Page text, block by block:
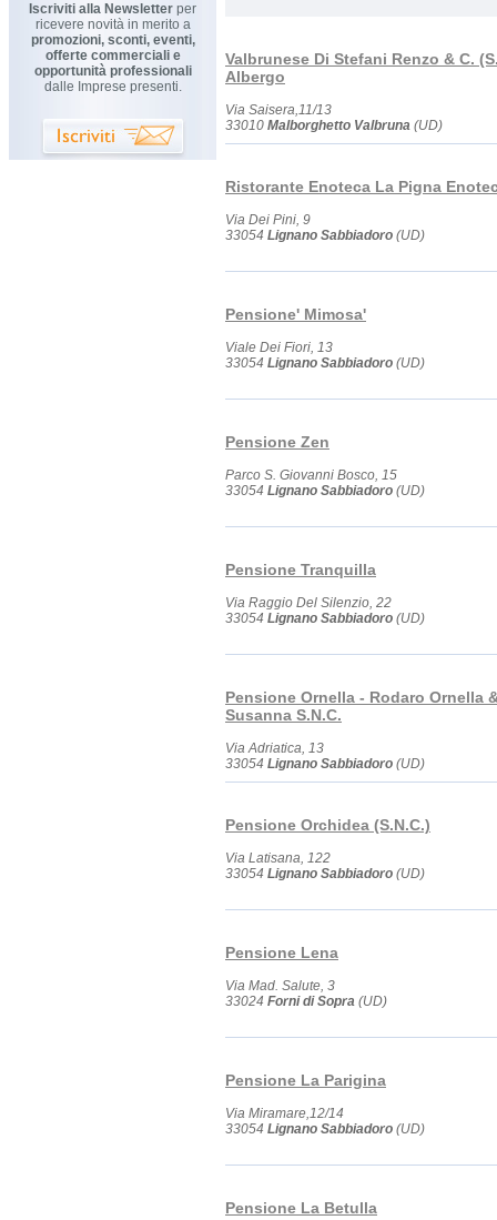
Iscriviti alla Newsletter per
ricevere novità in merito a
promozioni, sconti, eventi,
offerte commerciali e
opportunità professionali
dalle Imprese presenti.
Valbrunese Di Stefani Renzo & C.
Albergo
Via Saisera,11/13
33010 Malborghetto Valbruna (UD)
Ristorante Enoteca La Pigna
Via Dei Pini, 9
33054 Lignano Sabbiadoro (UD)
Pensione' Mimosa'
Viale Dei Fiori, 13
33054 Lignano Sabbiadoro (UD)
Pensione Zen
Parco S. Giovanni Bosco, 15
33054 Lignano Sabbiadoro (UD)
Pensione Tranquilla
Via Raggio Del Silenzio, 22
33054 Lignano Sabbiadoro (UD)
Pensione Ornella - Rodaro Ornella
Susanna S.N.C.
Via Adriatica, 13
33054 Lignano Sabbiadoro (UD)
Pensione Orchidea (S.N.C.)
Via Latisana, 122
33054 Lignano Sabbiadoro (UD)
Pensione Lena
Via Mad. Salute, 3
33024 Forni di Sopra (UD)
Pensione La Parigina
Via Miramare,12/14
33054 Lignano Sabbiadoro (UD)
Pensione La Betulla